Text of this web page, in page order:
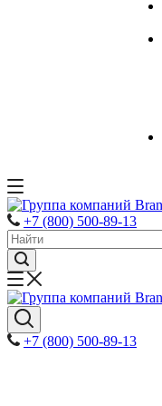
+7 (800) 500-89-13
+7 (800) 500-89-13